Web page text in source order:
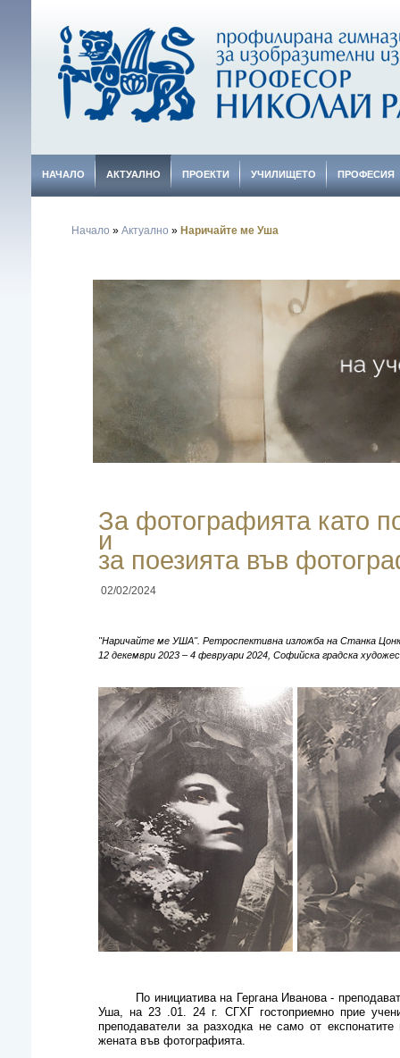
НАЧАЛО АКТУАЛНО ПРОЕКТИ УЧИЛИЩЕТО ПРОФЕСИЯ
Начало » Актуално » Наричайте ме Уша
За фотографията като
и
за поезията във
02/02/2024
"Наричайте ме УША". Ретроспективна изложба на Станка
12 декември 2023 – 4 февруари 2024, Софийска градска
По инициатива на Гергана Иванова -
Уша, на 23 .01. 24 г. СГХГ гостоприемно прие
преподаватели за разходка не само от
жената във фотографията.